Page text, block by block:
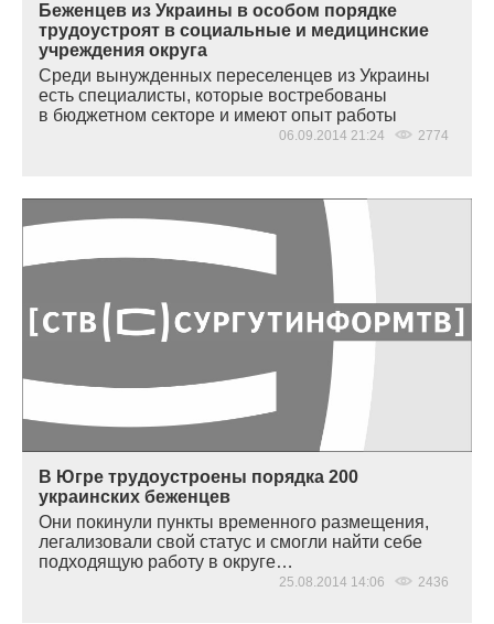
Беженцев из Украины в особом порядке
трудоустроят в социальные и медицинские
учреждения округа
Среди вынужденных переселенцев из Украины
есть специалисты, которые востребованы
в бюджетном секторе и имеют опыт работы
06.09.2014 21:24 2774
В Югре трудоустроены порядка 200
украинских беженцев
Они покинули пункты временного размещения,
легализовали свой статус и смогли найти себе
подходящую работу в округе…
25.08.2014 14:06 2436